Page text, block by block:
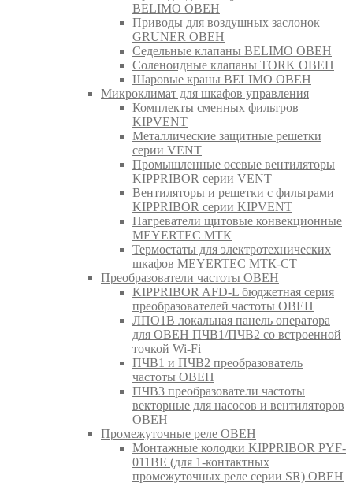
BELIMO ОВЕН
Приводы для воздушных заслонок
GRUNER ОВЕН
Седельные клапаны BELIMO ОВЕН
Соленоидные клапаны TORK ОВЕН
Шаровые краны BELIMO ОВЕН
Микроклимат для шкафов управления
Комплекты сменных фильтров
KIPVENT
Металлические защитные решетки
серии VENT
Промышленные осевые вентиляторы
KIPPRIBOR серии VENT
Вентиляторы и решетки с фильтрами
KIPPRIBOR серии KIPVENT
Нагреватели щитовые конвекционные
MEYERTEC МТК
Термостаты для электротехнических
шкафов MEYERTEC МТК-СТ
Преобразователи частоты ОВЕН
KIPPRIBOR AFD-L бюджетная серия
преобразователей частоты ОВЕН
ЛПО1В локальная панель оператора
для ОВЕН ПЧВ1/ПЧВ2 со встроенной
точкой Wi-Fi
ПЧВ1 и ПЧВ2 преобразователь
частоты ОВЕН
ПЧВ3 преобразователи частоты
векторные для насосов и вентиляторов
ОВЕН
Промежуточные реле ОВЕН
Монтажные колодки KIPPRIBOR PYF-
011BE (для 1-контактных
промежуточных реле серии SR) ОВЕН